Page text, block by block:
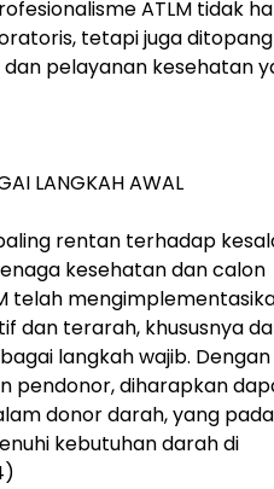
ATLM tidak
tetapi juga
pelayanan kesehatan
LANGKAH AWAL
rentan terhadap
kesehatan dan calon
telah
dan terarah, khususnya
langkah wajib. Dengan
pendonor, diharapkan
donor darah, yang pada
kebutuhan darah di